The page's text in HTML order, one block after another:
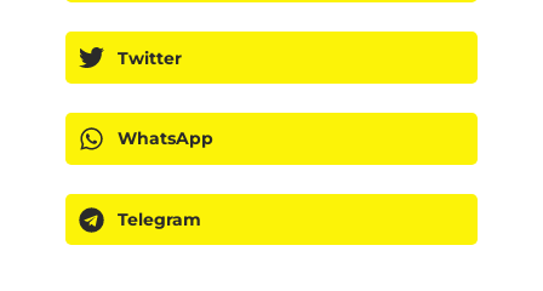
Twitter
WhatsApp
Telegram